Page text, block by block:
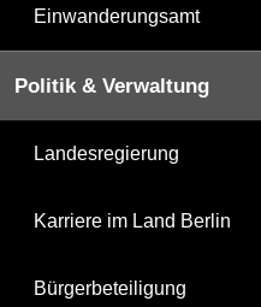
Einwanderungsamt
Politik & Verwaltung
Landesregierung
Karriere im Land Berlin
Bürgerbeteiligung